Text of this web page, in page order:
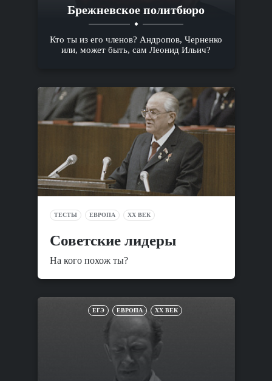
Брежневское политбюро
Кто ты из его членов? Андропов, Черненко
или, может быть, сам Леонид Ильич?
ТЕСТЫ ЕВРОПА XX ВЕК
Советские лидеры
На кого похож ты?
ЕГЭ ЕВРОПА XX ВЕК